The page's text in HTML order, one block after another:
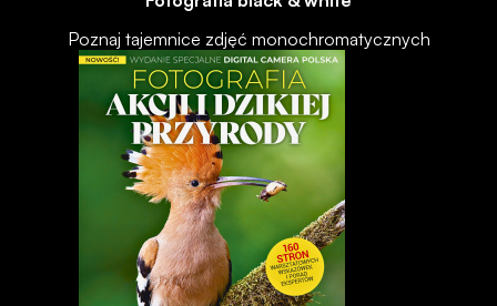
Poznaj tajemnice zdjęć monochromatycznych